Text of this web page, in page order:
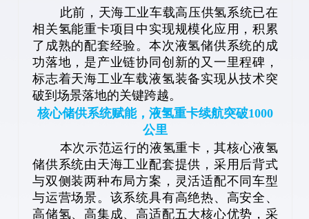
此前，天海工业车载高压供氢系统已在
相关氢能重卡项目中实现规模化应用，积累
了成熟的配套经验。本次液氢储供系统的成
功落地，是产业链协同创新的又一里程碑，
标志着天海工业车载液氢装备实现从技术突
破到场景落地的关键跨越。
核心储供系统赋能，液氢重卡续航突破1000
公里
本次示范运行的液氢重卡，其核心液氢
储供系统由天海工业配套提供，采用后背式
与双侧装两种布局方案，灵活适配不同车型
与运营场景。该系统具有高绝热、高安全、
高储氢、高集成、高适配五大核心优势，采